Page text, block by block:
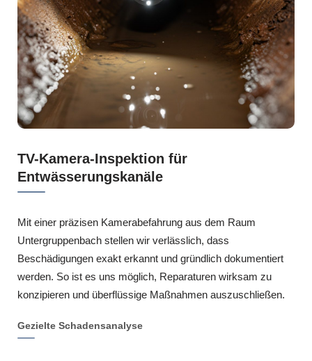
TV-Kamera-Inspektion für
Entwässerungskanäle
Mit einer präzisen Kamerabefahrung aus dem Raum
Untergruppenbach stellen wir verlässlich, dass
Beschädigungen exakt erkannt und gründlich dokumentiert
werden. So ist es uns möglich, Reparaturen wirksam zu
konzipieren und überflüssige Maßnahmen auszuschließen.
Gezielte Schadensanalyse